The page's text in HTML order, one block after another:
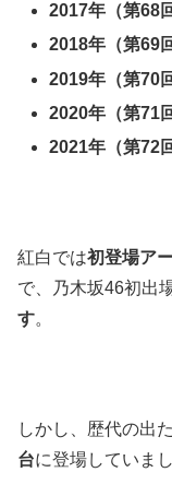
2017年（第68
2018年（第69
2019年（第70
2020年（第71
2021年（第72
紅白では初登場ア
で、乃木坂46初出
す。
しかし、歴代の出
台に登場していまし